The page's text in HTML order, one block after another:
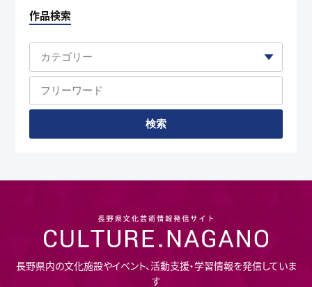
作品検索
長野県内の文化施設やイベント、活動支援・学習情報を発信していま
す